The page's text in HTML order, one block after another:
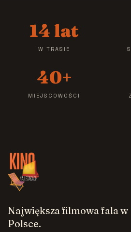
14 lat
W TRASIE
40+
MIEJSCOWOŚCI
Największa filmowa fala w
Polsce.